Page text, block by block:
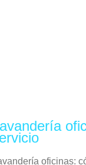
oficinas: